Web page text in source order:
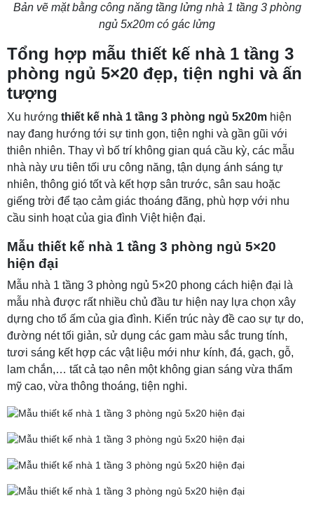
Bản vẽ mặt bằng công năng tầng lửng nhà 1 tầng 3 phòng
ngủ 5x20m có gác lửng
Tổng hợp mẫu thiết kế nhà 1 tầng 3
phòng ngủ 5×20 đẹp, tiện nghi và ấn
tượng
Xu hướng thiết kế nhà 1 tầng 3 phòng ngủ 5x20m hiện
nay đang hướng tới sự tinh gọn, tiện nghi và gần gũi với
thiên nhiên. Thay vì bố trí không gian quá cầu kỳ, các mẫu
nhà này ưu tiên tối ưu công năng, tận dụng ánh sáng tự
nhiên, thông gió tốt và kết hợp sân trước, sân sau hoặc
giếng trời để tạo cảm giác thoáng đãng, phù hợp với nhu
cầu sinh hoạt của gia đình Việt hiện đại.
Mẫu thiết kế nhà 1 tầng 3 phòng ngủ 5×20
hiện đại
Mẫu nhà 1 tầng 3 phòng ngủ 5×20 phong cách hiện đại là
mẫu nhà được rất nhiều chủ đầu tư hiện nay lựa chọn xây
dựng cho tổ ấm của gia đình. Kiến trúc này đề cao sự tự do,
đường nét tối giản, sử dụng các gam màu sắc trung tính,
tươi sáng kết hợp các vật liệu mới như kính, đá, gạch, gỗ,
lam chắn,… tất cả tạo nên một không gian sáng vừa thẩm
mỹ cao, vừa thông thoáng, tiện nghi.